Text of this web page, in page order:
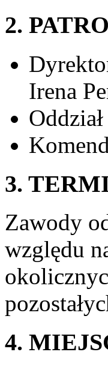
2.
Irena
3.
Zawody
względu
4.